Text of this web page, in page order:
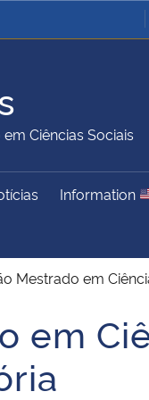
Ministério da
Ciências Sociais
Information
Mestrado em
em